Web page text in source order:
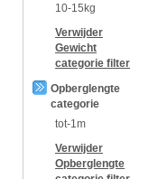
10-15kg
Verwijder
Gewicht
categorie filter
Opberglengte
categorie
tot-1m
Verwijder
Opberglengte